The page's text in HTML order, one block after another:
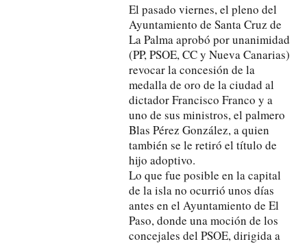
El pasado viernes, el pleno del
Ayuntamiento de Santa Cruz de
La Palma aprobó por unanimidad
(PP, PSOE, CC y Nueva Canarias)
revocar la concesión de la
medalla de oro de la ciudad al
dictador Francisco Franco y a
uno de sus ministros, el palmero
Blas Pérez González, a quien
también se le retiró el título de
hijo adoptivo.
Lo que fue posible en la capital
de la isla no ocurrió unos días
antes en el Ayuntamiento de El
Paso, donde una moción de los
concejales del PSOE, dirigida a